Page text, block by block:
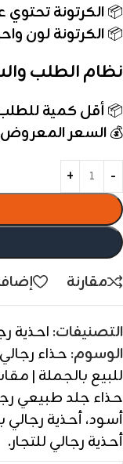
📦الكرتونة تحتوي على 5
📦الكرتونة لون
نظام الطلب
📦أقل كمية للطلب:
💰السعر المعروض
مقارنة
التصنيفات:احذية
الوسوم:
للبيع بالجملة | مقاسات
حذاء جلد طبيعي
أسود، أحذية
أحذية رجالي للتجار.